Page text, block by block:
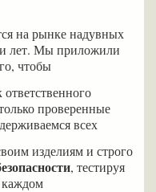
на рынке надувных
лет. Мы приложили
чтобы
ответственного
проверенные
всех
изделиям и строго
, тестируя